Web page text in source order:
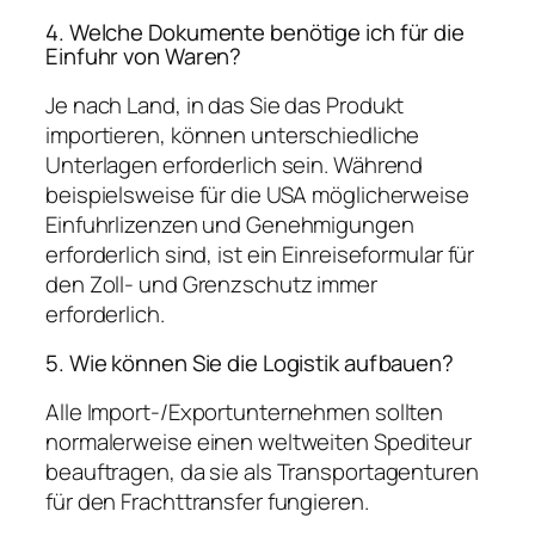
4. Welche Dokumente benötige ich für die
Einfuhr von Waren?
Je nach Land, in das Sie das Produkt
importieren, können unterschiedliche
Unterlagen erforderlich sein. Während
beispielsweise für die USA möglicherweise
Einfuhrlizenzen und Genehmigungen
erforderlich sind, ist ein Einreiseformular für
den Zoll- und Grenzschutz immer
erforderlich.
5. Wie können Sie die Logistik aufbauen?
Alle Import-/Exportunternehmen sollten
normalerweise einen weltweiten Spediteur
beauftragen, da sie als Transportagenturen
für den Frachttransfer fungieren.